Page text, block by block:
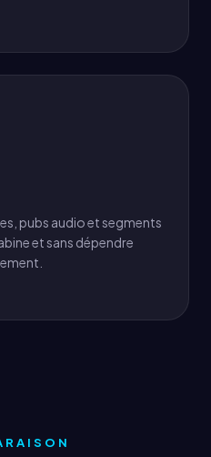
pubs audio et segments
et sans dépendre